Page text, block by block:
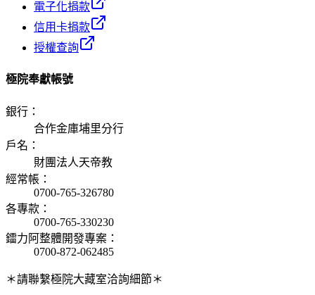
電子化捐款
信用卡捐款
授權查詢
極院奉獻帳號
銀行 ：
合作金庫埔里分行
戶名 ：
財團法人天帝教
經常帳 ：
0700-765-326780
各專款 ：
0700-765-330230
鐳力阿整體開發專案 ：
0700-872-062485
＊請聯繫極院大藏室洽詢細節＊